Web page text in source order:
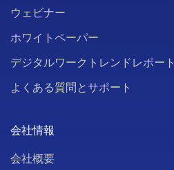
ウェビナー
ホワイトペーパー
デジタルワークトレンドレポート
よくある質問とサポート
会社情報
会社概要